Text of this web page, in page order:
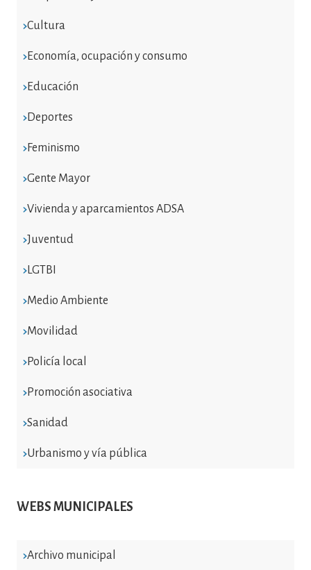
Cultura
Economía, ocupación y consumo
Educación
Deportes
Feminismo
Gente Mayor
Vivienda y aparcamientos ADSA
Juventud
LGTBI
Medio Ambiente
Movilidad
Policía local
Promoción asociativa
Sanidad
Urbanismo y vía pública
WEBS MUNICIPALES
Archivo municipal